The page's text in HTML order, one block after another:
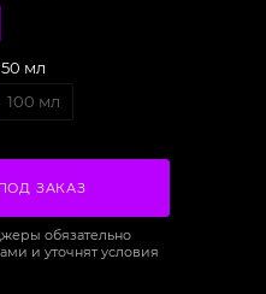
50 мл
100 мл
ЗАКАЗ
обязательно
и уточнят условия